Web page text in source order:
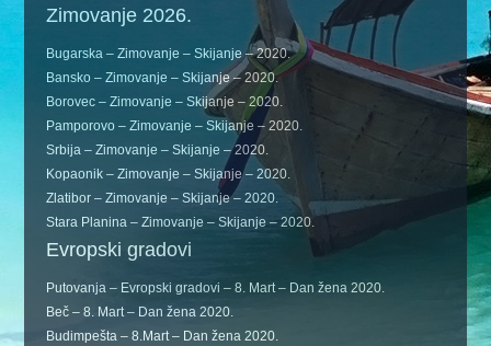
Zimovanje 2026.
Bugarska – Zimovanje – Skijanje – 2020.
Bansko – Zimovanje – Skijanje – 2020.
Borovec – Zimovanje – Skijanje – 2020.
Pamporovo – Zimovanje – Skijanje – 2020.
Srbija – Zimovanje – Skijanje – 2020.
Kopaonik – Zimovanje – Skijanje – 2020.
Zlatibor – Zimovanje – Skijanje – 2020.
Stara Planina – Zimovanje – Skijanje – 2020.
Evropski gradovi
Putovanja – Evropski gradovi – 8. Mart – Dan žena 2020.
Beč – 8. Mart – Dan žena 2020.
Budimpešta – 8.Mart – Dan žena 2020.